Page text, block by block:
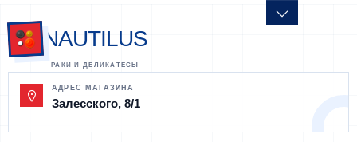
NAUTILUS
АДРЕС МАГАЗИНА
Залесского, 8/1